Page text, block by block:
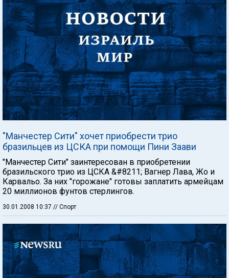
"Манчестер Сити" хочет приобрести трио
бразильцев из ЦСКА при помощи Пини Заави
"Манчестер Сити" заинтересован в приобретении
бразильского трио из ЦСКА &#8211; Вагнер Лава, Жо и
Карвальо. За них "горожане" готовы заплатить армейцам
20 миллионов фунтов стерлингов.
30.01.2008 10:37 // Спорт